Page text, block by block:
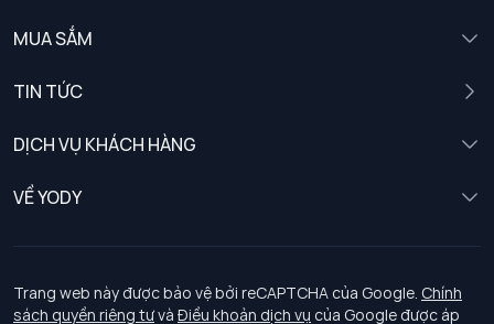
MUA SẮM
TIN TỨC
DỊCH VỤ KHÁCH HÀNG
Chính sách khách hàng thân thiết
Chính sách bảo vệ dữ liệu cá nhân
VỀ YODY
Tuyển dụng
Trang web này được bảo vệ bởi reCAPTCHA của Google. Chính
sách quyền riêng tưvà Điều khoản dịch vụ của Google được áp